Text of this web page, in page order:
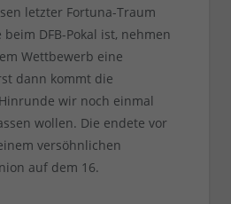
letzter Fortuna-Traum
DFB-Pokal ist, nehmen
Wettbewerb eine
dann kommt die
wir noch einmal
wollen. Die endete vor
versöhnlichen
auf dem 16.